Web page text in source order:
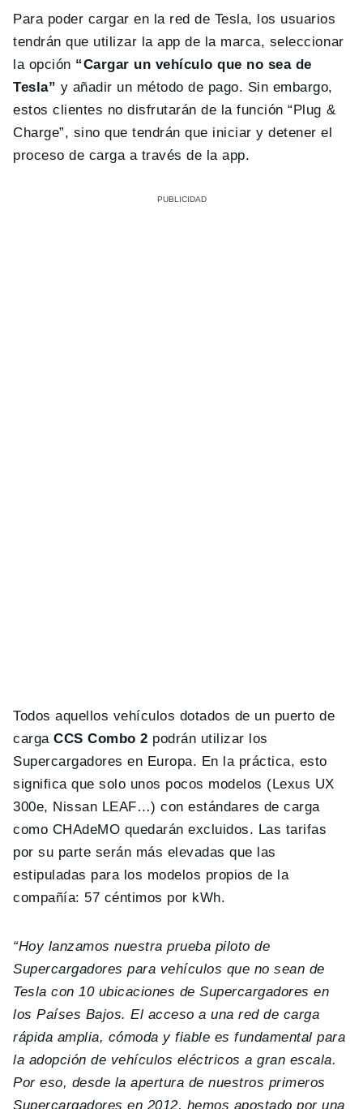
Para poder cargar en la red de Tesla, los usuarios
tendrán que utilizar la app de la marca, seleccionar
la opción “Cargar un vehículo que no sea de
Tesla” y añadir un método de pago. Sin embargo,
estos clientes no disfrutarán de la función “Plug &
Charge”, sino que tendrán que iniciar y detener el
proceso de carga a través de la app.
Todos aquellos vehículos dotados de un puerto de
cargaCCS Combo 2 podrán utilizar los
Supercargadores en Europa. En la práctica, esto
significa que solo unos pocos modelos (Lexus UX
300e, Nissan LEAF…) con estándares de carga
como CHAdeMO quedarán excluidos. Las tarifas
por su parte serán más elevadas que las
estipuladas para los modelos propios de la
compañía: 57 céntimos por kWh.
“Hoy lanzamos nuestra prueba piloto de
Supercargadores para vehículos que no sean de
Tesla con 10 ubicaciones de Supercargadores en
los Países Bajos. El acceso a una red de carga
rápida amplia, cómoda y fiable es fundamental para
la adopción de vehículos eléctricos a gran escala.
Por eso, desde la apertura de nuestros primeros
Supercargadores en 2012, hemos apostado por una